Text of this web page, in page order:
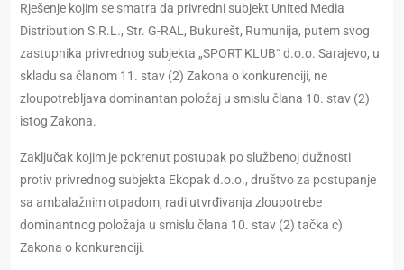
Rješenje kojim se smatra da privredni subjekt United Media
Distribution S.R.L., Str. G-RAL, Bukurešt, Rumunija, putem svog
zastupnika privrednog subjekta „SPORT KLUB“ d.o.o. Sarajevo, u
skladu sa članom 11. stav (2) Zakona o konkurenciji, ne
zloupotrebljava dominantan položaj u smislu člana 10. stav (2)
istog Zakona.
Zaključak kojim je pokrenut postupak po službenoj dužnosti
protiv privrednog subjekta Ekopak d.o.o., društvo za postupanje
sa ambalažnim otpadom, radi utvrđivanja zloupotrebe
dominantnog položaja u smislu člana 10. stav (2) tačka c)
Zakona o konkurenciji.